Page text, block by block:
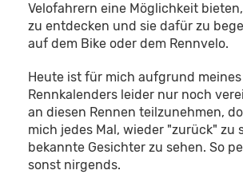
Velofahrern eine Möglichkeit
zu entdecken und sie dafür zu
auf dem Bike oder dem Rennvelo.
Heute ist für mich aufgrund meines
Rennkalenders leider nur noch
an diesen Rennen teilzunehmen,
mich jedes Mal, wieder "zurück" zu
bekannte Gesichter zu sehen. So
sonst nirgends.